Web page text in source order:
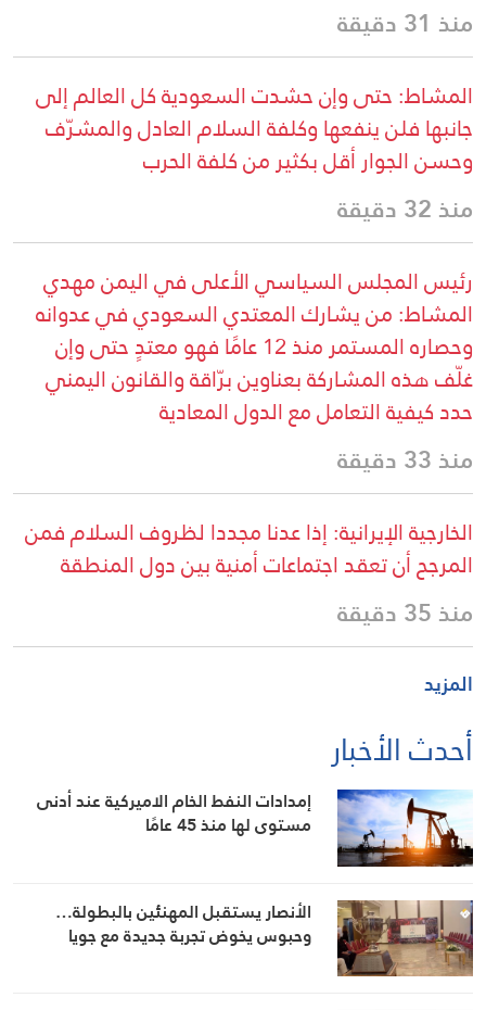
منذ 31 دقيقة
المشاط: حتى وإن حشدت السعودية كل العالم إلى
جانبها فلن ينفعها وكلفة السلام العادل والمشرّف
وحسن الجوار أقل بكثير من كلفة الحرب
منذ 32 دقيقة
رئيس المجلس السياسي الأعلى في اليمن مهدي
المشاط: من يشارك المعتدي السعودي في عدوانه
وحصاره المستمر منذ 12 عامًا فهو معتدٍ حتى وإن
غلّف هذه المشاركة بعناوين برّاقة والقانون اليمني
حدد كيفية التعامل مع الدول المعادية
منذ 33 دقيقة
الخارجية الإيرانية: إذا عدنا مجددا لظروف السلام فمن
المرجح أن تعقد اجتماعات أمنية بين دول المنطقة
منذ 35 دقيقة
المزيد
أحدث الأخبار
إمدادات النفط الخام الاميركية عند أدنى
مستوى لها منذ 45 عامًا
الأنصار يستقبل المهنئين بالبطولة…
وحبوس يخوض تجربة جديدة مع جويا